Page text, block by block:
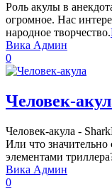
Роль акулы в
огромное. Нас
народное творчество.
Вика Админ
0
Человек-
Человек-акула -
Или что значительно
элементами
Вика Админ
0